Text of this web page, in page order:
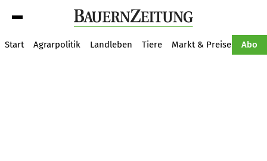
Start Agrarpolitik Landleben Tiere Markt & Preise Abo